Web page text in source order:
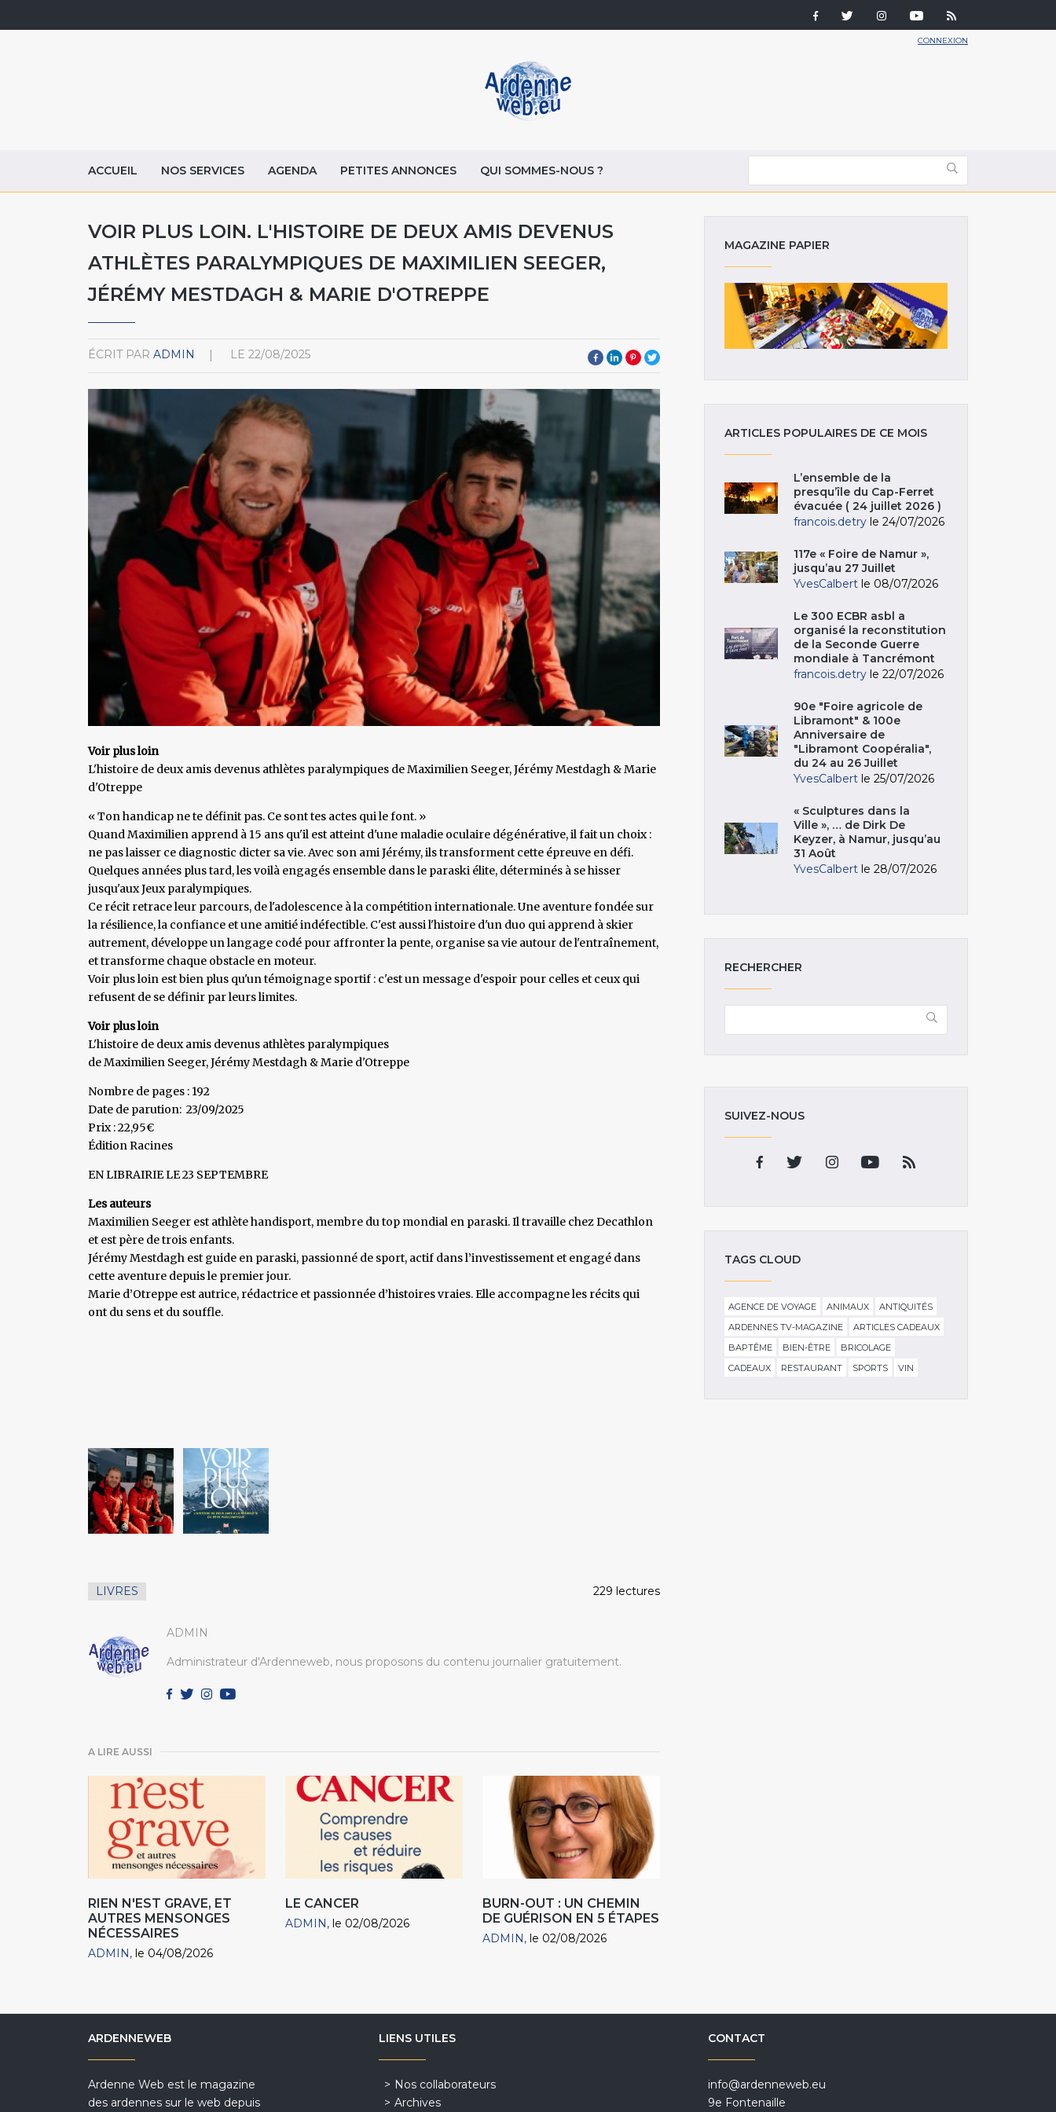
CONNEXION
ACCUEIL NOS SERVICES AGENDA PETITES ANNONCES QUI SOMMES-NOUS ?
VOIR PLUS LOIN. L'HISTOIRE DE DEUX AMIS DEVENUS
ATHLÈTES PARALYMPIQUES DE MAXIMILIEN SEEGER,
JÉRÉMY MESTDAGH & MARIE D'OTREPPE
ÉCRIT PAR ADMIN LE 22/08/2025
Voir plus loin
L'histoire de deux amis devenus athlètes paralympiques de Maximilien Seeger, Jérémy Mestdagh & Marie
d'Otreppe
« Ton handicap ne te définit pas. Ce sont tes actes qui le font. »
Quand Maximilien apprend à 15 ans qu'il est atteint d'une maladie oculaire dégénérative, il fait un choix :
ne pas laisser ce diagnostic dicter sa vie. Avec son ami Jérémy, ils transforment cette épreuve en défi.
Quelques années plus tard, les voilà engagés ensemble dans le paraski élite, déterminés à se hisser
jusqu'aux Jeux paralympiques.
Ce récit retrace leur parcours, de l'adolescence à la compétition internationale. Une aventure fondée sur
la résilience, la confiance et une amitié indéfectible. C'est aussi l'histoire d'un duo qui apprend à skier
autrement, développe un langage codé pour affronter la pente, organise sa vie autour de l'entraînement,
et transforme chaque obstacle en moteur.
Voir plus loin est bien plus qu'un témoignage sportif : c'est un message d'espoir pour celles et ceux qui
refusent de se définir par leurs limites.
Voir plus loin
L'histoire de deux amis devenus athlètes paralympiques
de Maximilien Seeger, Jérémy Mestdagh & Marie d'Otreppe
Nombre de pages : 192
Date de parution: 23/09/2025
Prix : 22,95€
Édition Racines
​EN LIBRAIRIE LE 23 SEPTEMBRE
Les auteurs
Maximilien Seeger est athlète handisport, membre du top mondial en paraski. Il travaille chez Decathlon
et est père de trois enfants.
Jérémy Mestdagh est guide en paraski, passionné de sport, actif dans l’investissement et engagé dans
cette aventure depuis le premier jour.
Marie d’Otreppe est autrice, rédactrice et passionnée d’histoires vraies. Elle accompagne les récits qui
ont du sens et du souffle.
LIVRES 229 lectures
ADMIN
Administrateur d'Ardenneweb, nous proposons du contenu journalier gratuitement.
A LIRE AUSSI
RIEN N'EST GRAVE, ET
AUTRES MENSONGES
NÉCESSAIRES
ADMIN le 04/08/2026
LE CANCER
ADMIN le 02/08/2026
BURN-OUT : UN CHEMIN
DE GUÉRISON EN 5 ÉTAPES
ADMIN le 02/08/2026
MAGAZINE PAPIER
ARTICLES POPULAIRES DE CE MOIS
L’ensemble de la
presqu’île du Cap-Ferret
évacuée ( 24 juillet 2026 )
francois.detry le 24/07/2026
117e « Foire de Namur »,
jusqu’au 27 Juillet
YvesCalbert le 08/07/2026
Le 300 ECBR asbl a
organisé la reconstitution
de la Seconde Guerre
mondiale à Tancrémont
francois.detry le 22/07/2026
90e "Foire agricole de
Libramont" & 100e
Anniversaire de
"Libramont Coopéralia",
du 24 au 26 Juillet
YvesCalbert le 25/07/2026
« Sculptures dans la
Ville », … de Dirk De
Keyzer, à Namur, jusqu’au
31 Août
YvesCalbert le 28/07/2026
RECHERCHER
SUIVEZ-NOUS
TAGS CLOUD
AGENCE DE VOYAGE ANIMAUX
ANTIQUITÉS
ARDENNES TV-MAGAZINE
ARTICLES CADEAUX
BAPTÊME
BIEN-ÊTRE
BRICOLAGE
CADEAUX
RESTAURANT SPORTS VIN
ARDENNEWEB
Ardenne Web est le magazine
des ardennes sur le web depuis
LIENS UTILES
Nos collaborateurs
Archives
CONTACT
info@ardenneweb.eu
9e Fontenaille